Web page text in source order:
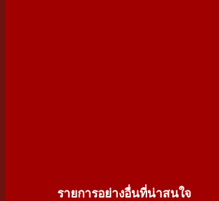
รายการอย่างอื่นที่น่าสนใจ